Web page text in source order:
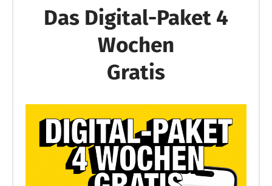
Das Digital-Paket 4
Wochen
Gratis